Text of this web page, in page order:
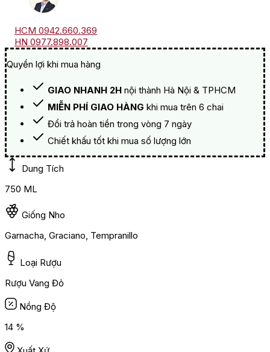
HCM 0942.660.369
HN 0977.898.007
Quyền lợi khi mua hàng
GIAO NHANH 2H nội thành Hà Nội & TPHCM
MIỄN PHÍ GIAO HÀNG khi mua trên 6 chai
Đổi trả hoàn tiền trong vòng 7 ngày
Chiết khấu tốt khi mua số lượng lớn
Dung Tích
750 ML
Giống Nho
Garnacha, Graciano, Tempranillo
Loại Rượu
Rượu Vang Đỏ
Nồng Độ
14 %